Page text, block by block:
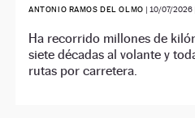
ANTONIO RAMOS DEL OLMO | 10/07/2026
Ha recorrido millones de
siete décadas al volante y
rutas por carretera.